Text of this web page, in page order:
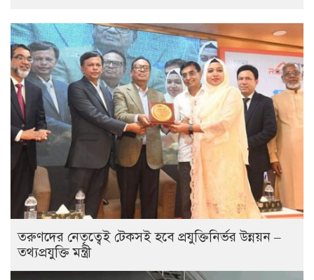
তরুণদের নেতৃত্বেই টেকসই হবে প্রযুক্তিনির্ভর উন্নয়ন –
তথ্যপ্রযুক্তি মন্ত্রী